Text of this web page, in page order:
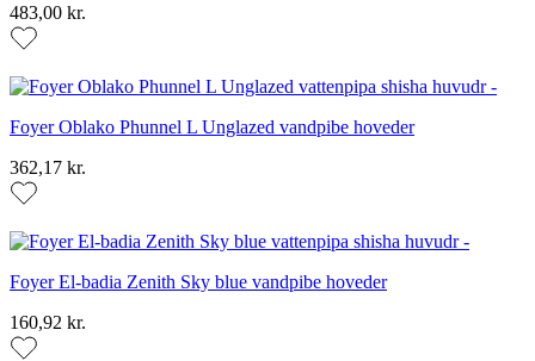
483,00 kr.
Foyer Oblako Phunnel L Unglazed vandpibe hoveder
362,17 kr.
Foyer El-badia Zenith Sky blue vandpibe hoveder
160,92 kr.